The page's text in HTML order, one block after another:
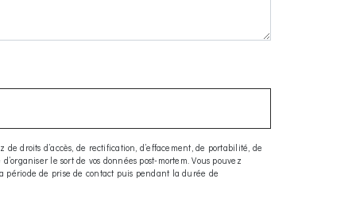
droits d’accès, de rectification, d’effacement, de portabilité, de
le sort de vos données post-mortem. Vous pouvez
période de prise de contact puis pendant la durée de